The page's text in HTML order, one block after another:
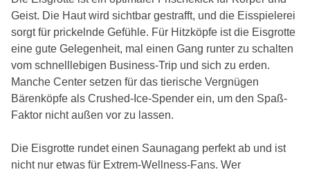
Geist. Die Haut wird sichtbar gestrafft, und die Eisspielerei
sorgt für prickelnde Gefühle. Für Hitzköpfe ist die Eisgrotte
eine gute Gelegenheit, mal einen Gang runter zu schalten
vom schnelllebigen Business-Trip und sich zu erden.
Manche Center setzen für das tierische Vergnügen
Bärenköpfe als Crushed-Ice-Spender ein, um den Spaß-
Faktor nicht außen vor zu lassen.
Die Eisgrotte rundet einen Saunagang perfekt ab und ist
nicht nur etwas für Extrem-Wellness-Fans. Wer